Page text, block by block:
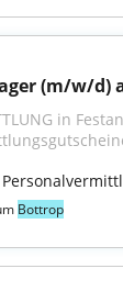
(m/w/d)
in
Bottrop